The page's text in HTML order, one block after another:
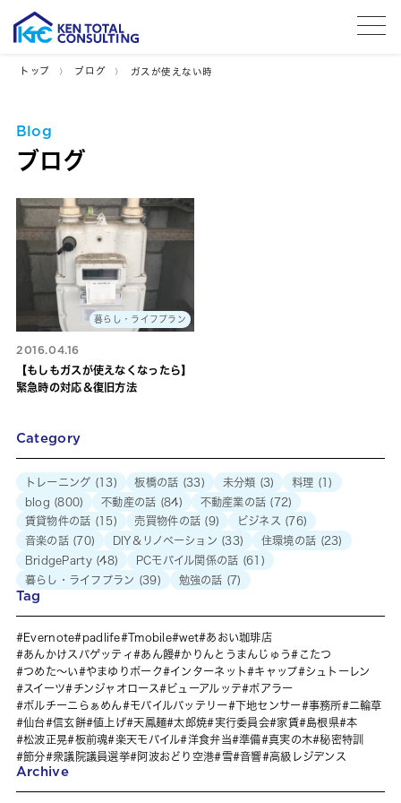
トップ ブログ ガスが使えない時
Blog
ブログ
暮らし・ライフプラン
2016.04.16
【もしもガスが使えなくなったら】
緊急時の対応＆復旧方法
Category
トレーニング (13) 板橋の話 (33) 未分類 (3) 料理 (1)
blog (800) 不動産の話 (84) 不動産業の話 (72)
賃貸物件の話 (15) 売買物件の話 (9) ビジネス (76)
音楽の話(70) DIY＆リノベーション (33) 住環境の話 (23)
BridgeParty(48) PCモバイル関係の話 (61)
暮らし・ライフプラン (39) 勉強の話 (7)
Tag
Evernote padlife Tmobile wet
あおい珈琲店
あんかけスパゲッティ
あん饅 かりんとうまんじゅう
こたつ
つめた～い
やまゆりポーク インターネット キャップ
シュトーレン
スイーツ
チンジャオロース ビューアルッテ
ポアラー
ポルチーニらぁめん
モバイルバッテリー 下地センサー 事務所
二輪草
仙台
信玄餅 値上げ 天鳳麺 太郎焼 実行委員会 家賃 島根県
本
松波正晃
板前魂 楽天モバイル 洋食弁当 準備 真実の木
秘密特訓
節分
衆議院議員選挙 阿波おどり空港 雪 音響 高級レジデンス
Archive